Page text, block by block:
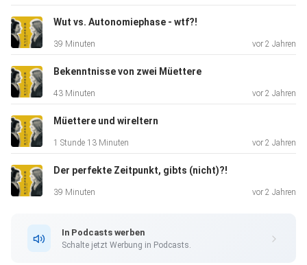
Wut vs. Autonomiephase - wtf?!
39 Minuten vor 2 Jahren
Bekenntnisse von zwei Müettere
43 Minuten vor 2 Jahren
Müettere und wireltern
1 Stunde 13 Minuten vor 2 Jahren
Der perfekte Zeitpunkt, gibts (nicht)?!
39 Minuten vor 2 Jahren
In Podcasts werben
Schalte jetzt Werbung in Podcasts.